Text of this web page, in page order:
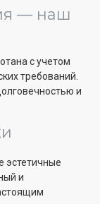
— наш
с учетом
требований.
и
эстетичные
и